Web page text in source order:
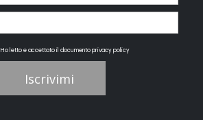
Ho letto e accettato il documentoprivacy policy
Iscrivimi